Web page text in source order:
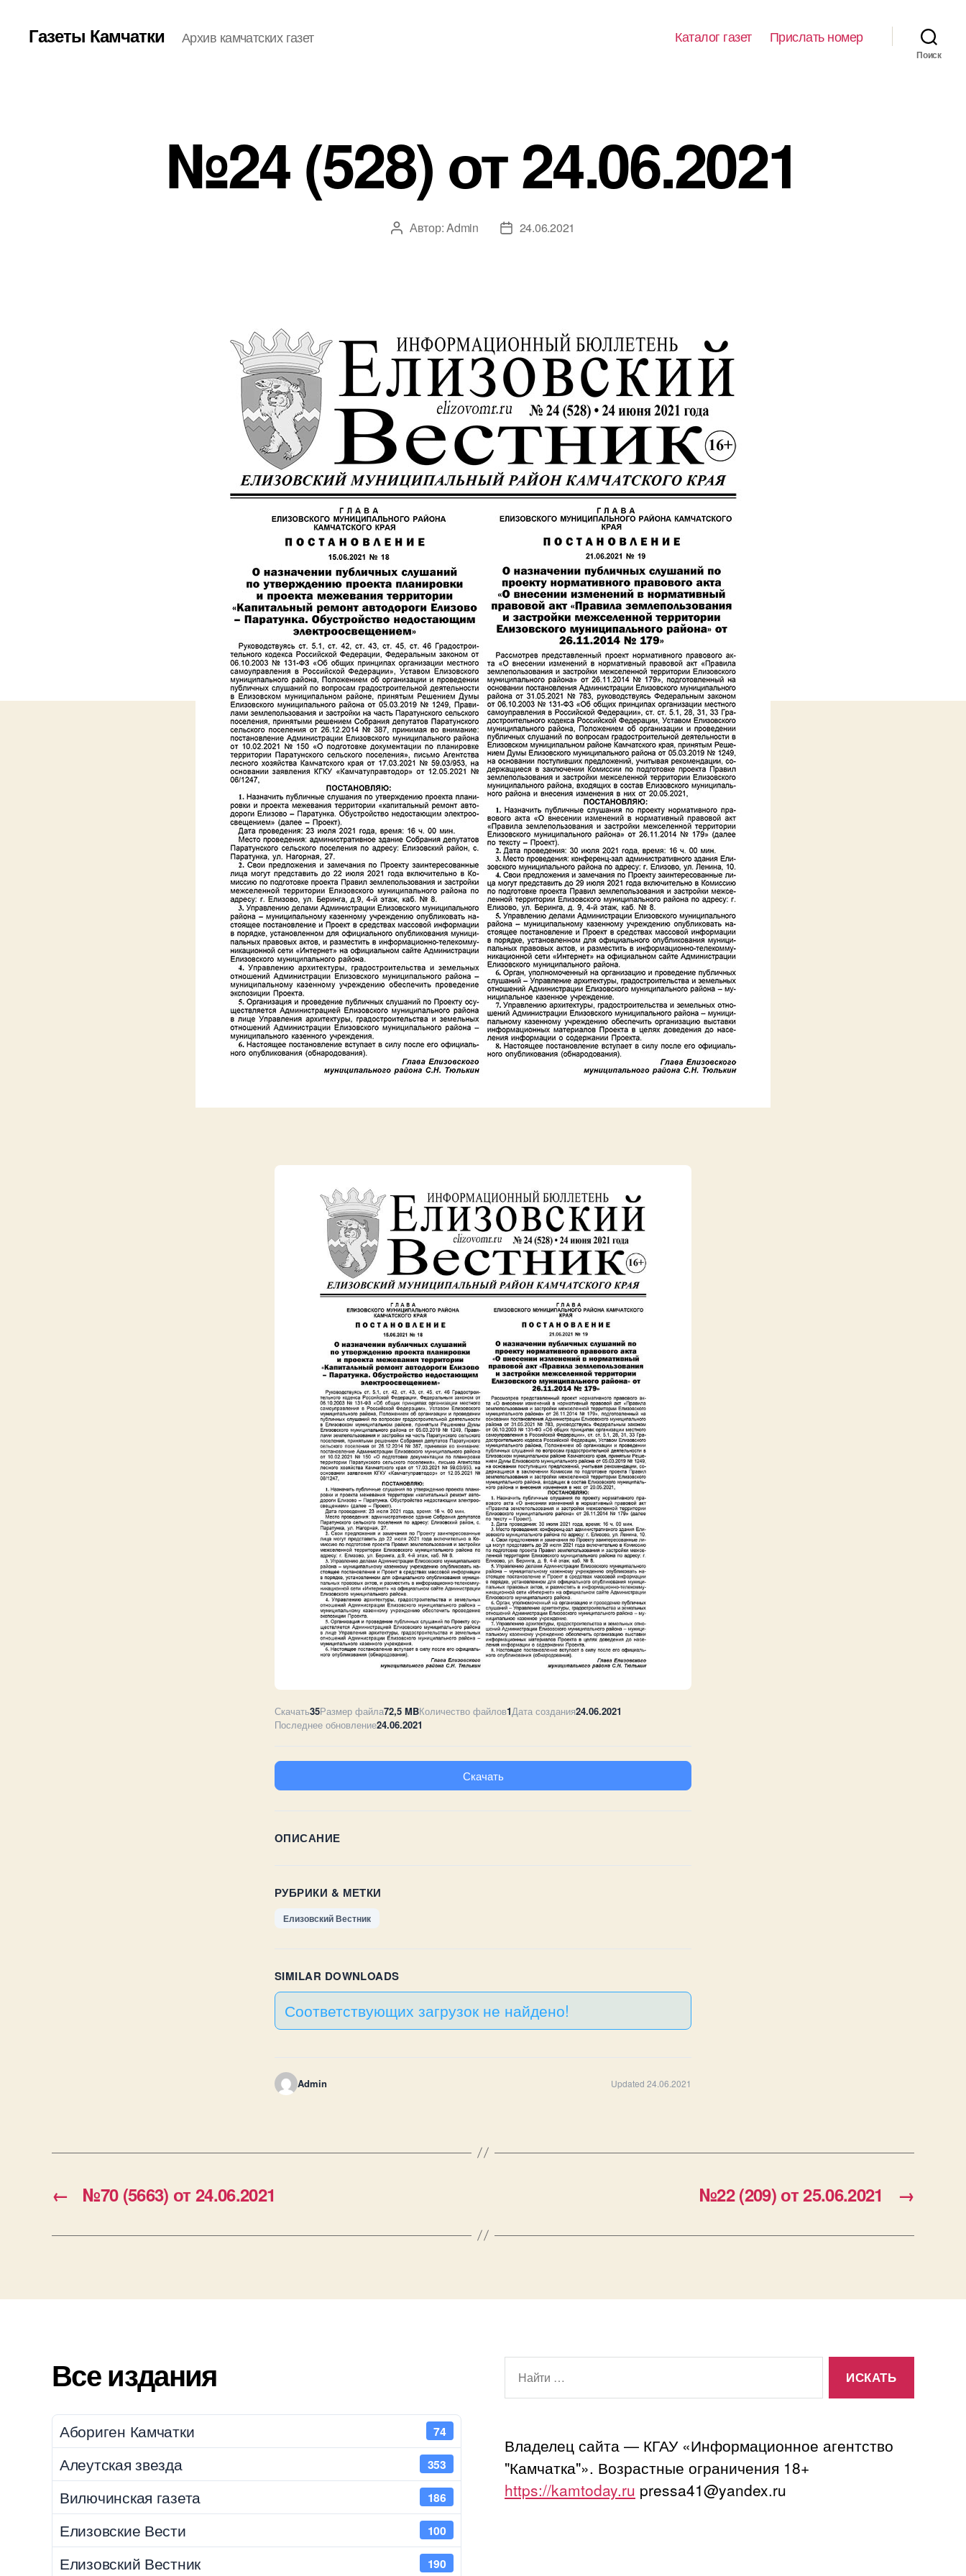
Газеты Камчатки Архив камчатских газет Каталог газет Прислать номер
Поиск
№24 (528) от 24.06.2021
Автор
Автор:Admin
Дата24.06.2021
Скачать35Размер файла72,5 MBКоличество файлов1Дата создания24.06.2021
Последнее обновление24.06.2021
Скачать
ОПИСАНИЕ
РУБРИКИ & МЕТКИ
Елизовский Вестник
SIMILAR DOWNLOADS
Соответствующих загрузок не найдено!
Admin Updated 24.06.2021
← №70 (5663) от 24.06.2021 →
№22 (209) от 25.06.2021
Все издания
Абориген Камчатки 74
Алеутская звезда 353
Вилючинская газета 186
Елизовские Вести 100
Елизовский Вестник 190
Владелец сайта — КГАУ «Информационное агентство
"Камчатка"». Возрастные ограничения 18+
https://kamtoday.ru pressa41@yandex.ru